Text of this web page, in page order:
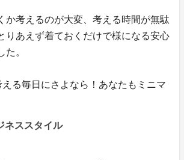
か考えるのが大変、考える時間が無駄
りあえず着ておくだけで様になる安心
た。
る毎日にさよなら！あなたもミニマ
ススタイル